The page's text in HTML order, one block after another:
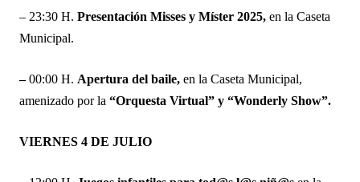
– 23:30 H. Presentación Misses y Míster 2025, en la Caseta
Municipal.
–00:00 H. Apertura del baile, en la Caseta Municipal,
amenizado por la “Orquesta Virtual” y “Wonderly Show”.
VIERNES 4 DE JULIO